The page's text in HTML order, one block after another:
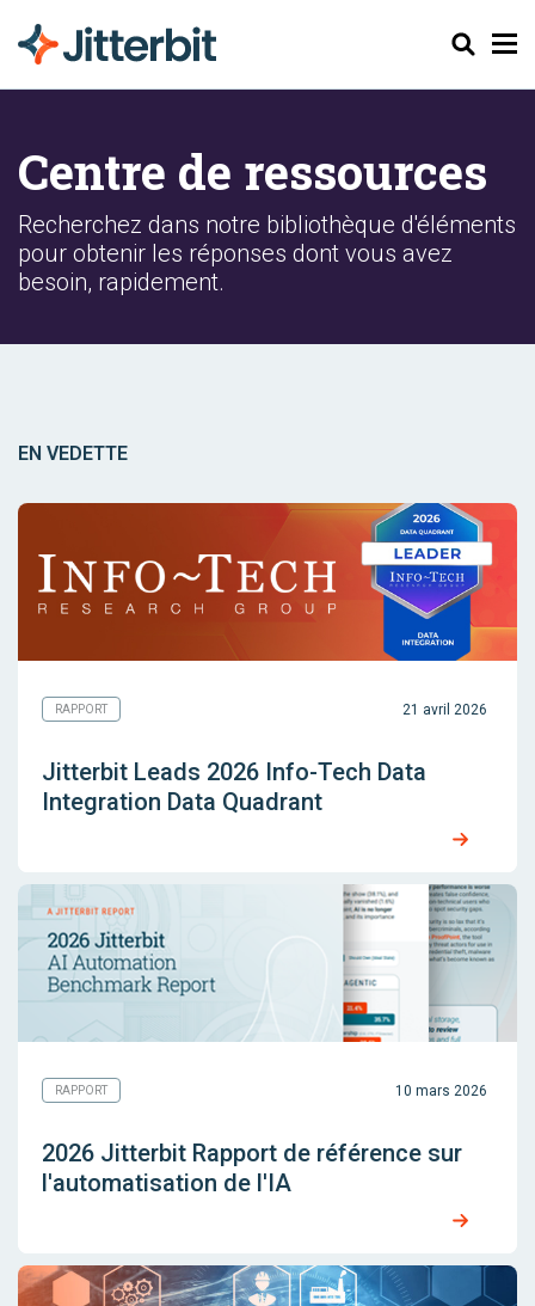
Chercher
Centre de ressources
Recherchez dans notre bibliothèque d'éléments
pour obtenir les réponses dont vous avez
besoin, rapidement.
EN VEDETTE
RAPPORT 21 avril 2026
Jitterbit Leads 2026 Info-Tech Data
Integration Data Quadrant
RAPPORT 10 mars 2026
2026 Jitterbit Rapport de référence sur
l'automatisation de l'IA